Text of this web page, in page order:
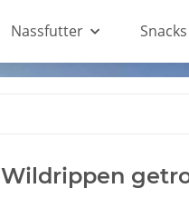
Nassfutter Snacks
Wildrippen